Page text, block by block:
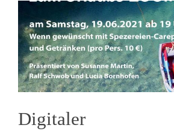
Digitaler